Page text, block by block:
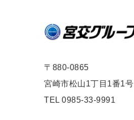
〒880-0865
宮崎市松山1丁目1番1号
TEL 0985-33-9991